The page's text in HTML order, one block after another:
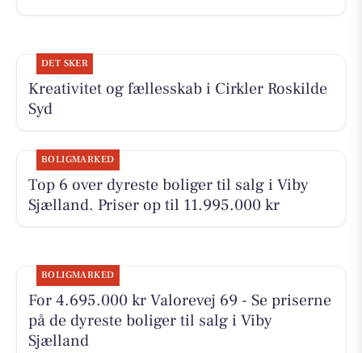
DET SKER
Kreativitet og fællesskab i Cirkler Roskilde
Syd
BOLIGMARKED
Top 6 over dyreste boliger til salg i Viby
Sjælland. Priser op til 11.995.000 kr
BOLIGMARKED
For 4.695.000 kr Valorevej 69 - Se priserne
på de dyreste boliger til salg i Viby
Sjælland